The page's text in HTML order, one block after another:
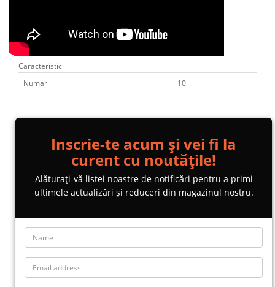
Caracteristici
Numar
10
Inscrie-te acum și vei fi la
curent cu noutățile!
Alăturați-vă listei noastre de notificări pentru a primi
ultimele actualizări și reduceri din magazinul nostru.